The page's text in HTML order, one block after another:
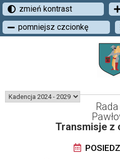
zmień kontrast
pomniejsz czcionkę
Transmisje z